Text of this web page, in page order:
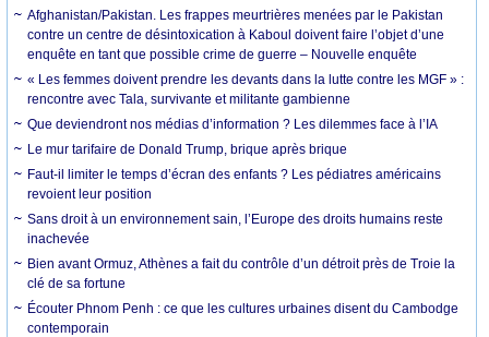
Afghanistan/Pakistan. Les frappes meurtrières menées par le Pakistan
contre un centre de désintoxication à Kaboul doivent faire l’objet d’une
enquête en tant que possible crime de guerre – Nouvelle enquête
« Les femmes doivent prendre les devants dans la lutte contre les MGF » :
rencontre avec Tala, survivante et militante gambienne
Que deviendront nos médias d’information ? Les dilemmes face à l’IA
Le mur tarifaire de Donald Trump, brique après brique
Faut-il limiter le temps d’écran des enfants ? Les pédiatres américains
revoient leur position
Sans droit à un environnement sain, l’Europe des droits humains reste
inachevée
Bien avant Ormuz, Athènes a fait du contrôle d’un détroit près de Troie la
clé de sa fortune
Écouter Phnom Penh : ce que les cultures urbaines disent du Cambodge
contemporain